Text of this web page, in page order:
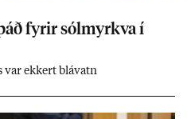
fyr­ir sól­myrkva í
var ekk­ert blá­vatn